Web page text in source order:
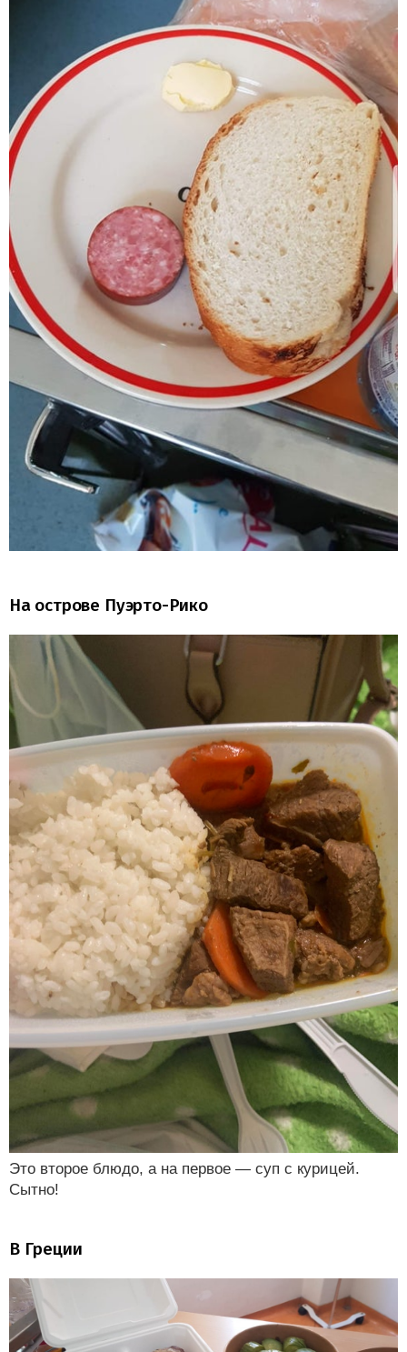
На острове Пуэрто-Рико
Это второе блюдо, а на первое — суп с курицей.
Сытно!
В Греции